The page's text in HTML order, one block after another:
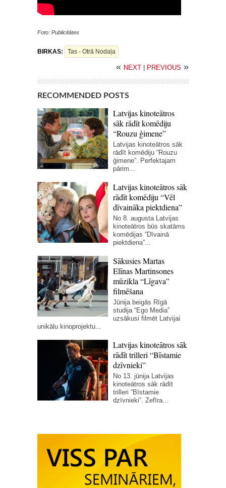
Foto: Publicitātes
BIRKAS: Tas - Otrā Nodaļa
« NEXT PREVIOUS »
RECOMMENDED POSTS
Latvijas kinoteātros
sāk rādīt komēdiju
“Rouzu ģimene”
Latvijas kinoteātros sāk
rādīt komēdiju “Rouzu
ģimene”. Perfektajam
pārim...
Latvijas kinoteātros sāk
rādīt komēdiju “Vēl
dīvaināka piektdiena”
No 8. augusta Latvijas
kinoteātros būs skatāms
komēdijas “Dīvainā
piektdiena”...
Sākusies Martas
Elīnas Martinsones
mūzikla “Līgava”
filmēšana
Jūnija beigās Rīgā
studija “Ego Media”
uzsākusi filmēt Latvijai
unikālu kinoprojektu...
Latvijas kinoteātros sāk
rādīt trilleri “Bīstamie
dzīvnieki”
No 13. jūnija Latvijas
kinoteātros sāk rādīt
trilleri “Bīstamie
dzīvnieki”. Zefīra...